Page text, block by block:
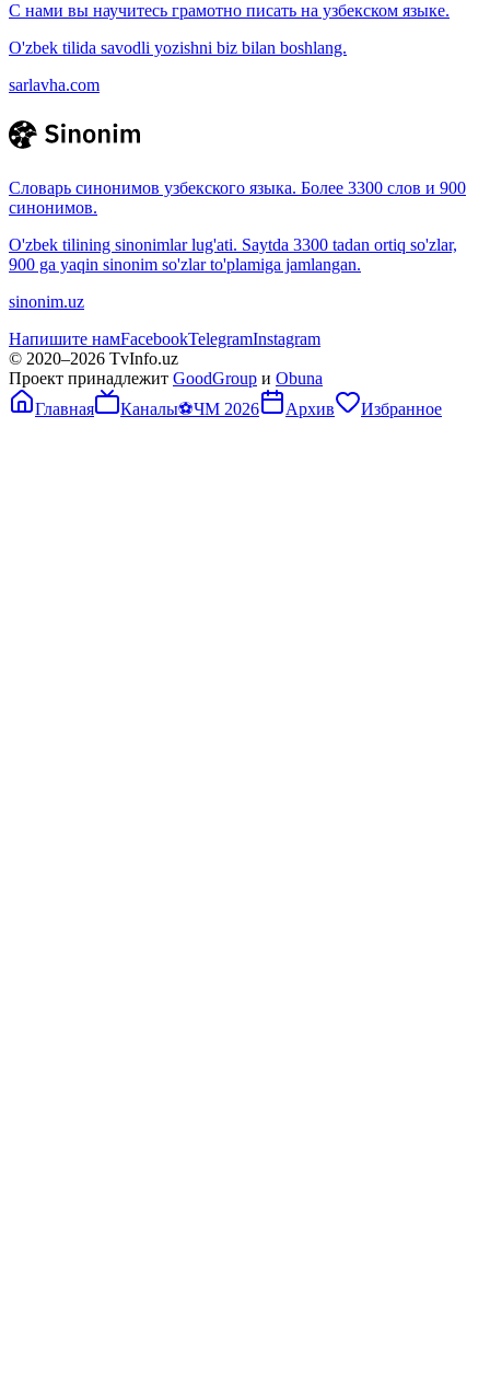
С нами вы научитесь грамотно писать на узбекском языке.
O'zbek tilida savodli yozishni biz bilan boshlang.
sarlavha.com
Словарь синонимов узбекского языка. Более 3300 слов и 900
синонимов.
O'zbek tilining sinonimlar lug'ati. Saytda 3300 tadan ortiq so'zlar,
900 ga yaqin sinonim so'zlar to'plamiga jamlangan.
sinonim.uz
Напишите намFacebookTelegramInstagram
© 2020–2026 TvInfo.uz
Проект принадлежит GoodGroup и Obuna
Главная
Каналы⚽ЧМ 2026 Архив Избранное